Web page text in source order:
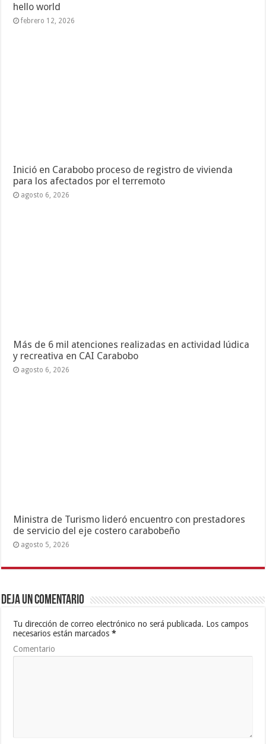
hello world
febrero 12, 2026
Inició en Carabobo proceso de registro de vivienda
para los afectados por el terremoto
agosto 6, 2026
Más de 6 mil atenciones realizadas en actividad lúdica
y recreativa en CAI Carabobo
agosto 6, 2026
Ministra de Turismo lideró encuentro con prestadores
de servicio del eje costero carabobeño
agosto 5, 2026
Deja un comentario
Tu dirección de correo electrónico no será publicada. Los campos
necesarios están marcados*
Comentario